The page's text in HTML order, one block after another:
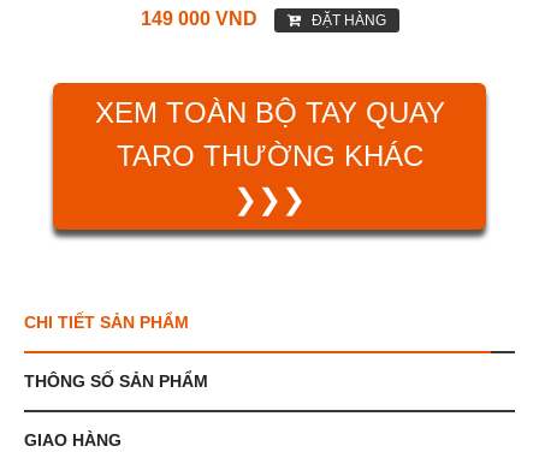
149 000 VND ĐẶT HÀNG
XEM TOÀN BỘ TAY QUAY
TARO THƯỜNG KHÁC
❯❯❯
CHI TIẾT SẢN PHẨM
THÔNG SỐ SẢN PHẨM
GIAO HÀNG